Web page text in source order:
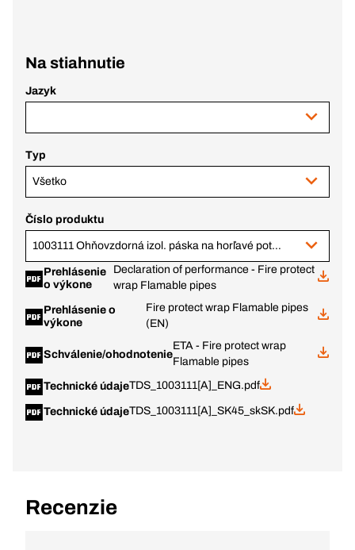
Na stiahnutie
Jazyk
Typ
Všetko
Číslo produktu
1003111 Ohňovzdorná izol. páska na horľavé potrubia, 50 / 2 mm, 20 m rolka
Prehlásenie
o výkone
Declaration of performance - Fire protect
wrap Flamable pipes
Prehlásenie o
výkone
Fire protect wrap Flamable pipes
(EN)
Schválenie/ohodnotenie
ETA - Fire protect wrap
Flamable pipes
Technické údajeTDS_1003111[A]_ENG.pdf
Technické údajeTDS_1003111[A]_SK45_skSK.pdf
Recenzie